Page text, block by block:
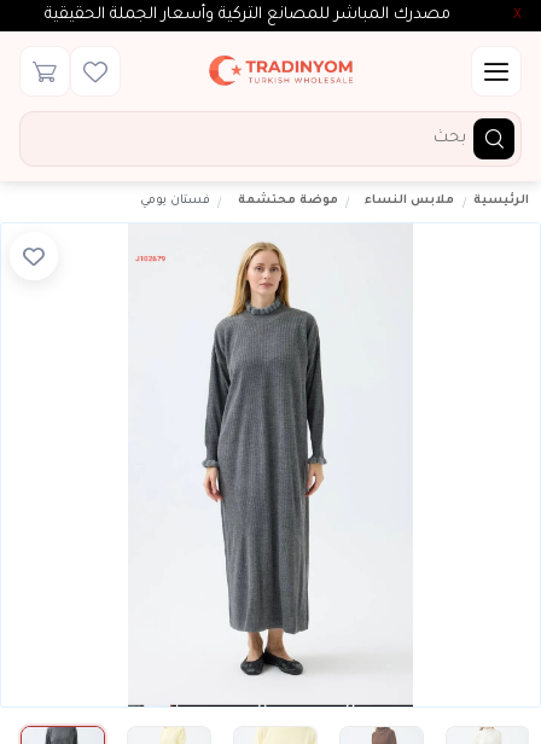
مصدرك المباشر للمصانع التركية وأسعار الجملة الحقيقية X
الرئيسية ملابس النساء موضة محتشمة فستان يومي